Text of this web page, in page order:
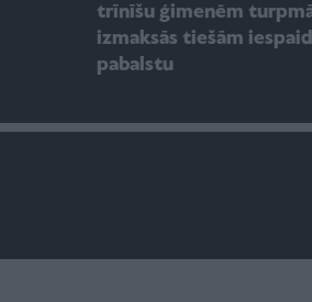
trīnīšu ģimenēm
izmaksās tiešām
pabalstu